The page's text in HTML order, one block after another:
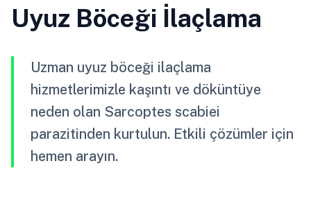
Uyuz Böceği İlaçlama
Uzman uyuz böceği ilaçlama
hizmetlerimizle kaşıntı ve döküntüye
neden olan Sarcoptes scabiei
parazitinden kurtulun. Etkili çözümler için
hemen arayın.